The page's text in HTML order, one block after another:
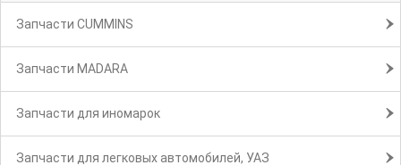
Запчасти CUMMINS
Запчасти MADARA
Запчасти для иномарок
Запчасти для легковых автомобилей, УАЗ